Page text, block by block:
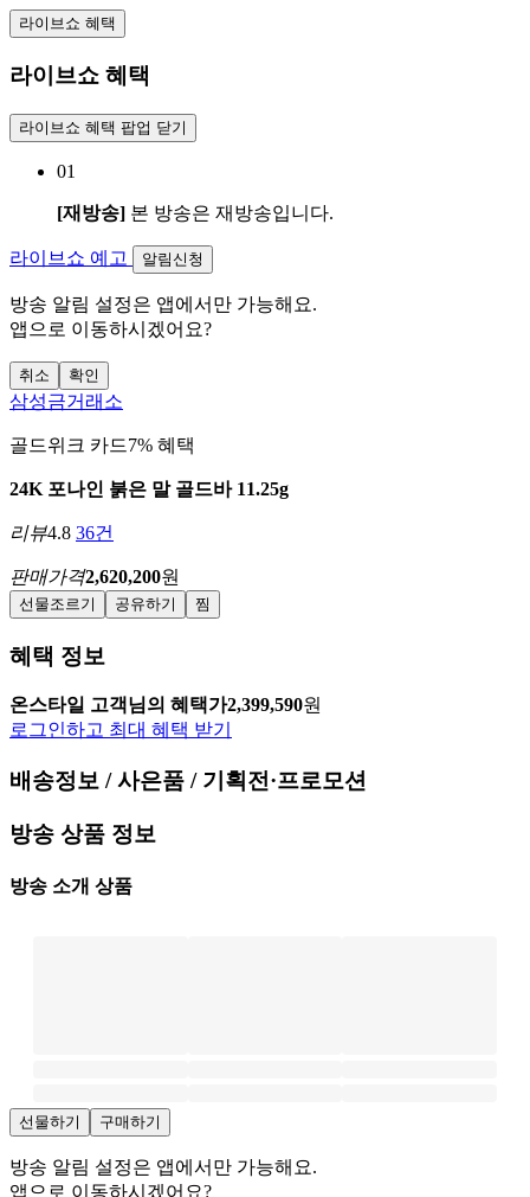
라이브쇼 혜택
라이브쇼 혜택
라이브쇼 혜택 팝업 닫기
01
[재방송] 본 방송은 재방송입니다.
라이브쇼 예고 알림신청
방송 알림 설정은 앱에서만 가능해요.
앱으로 이동하시겠어요?
취소 확인
삼성금거래소
골드위크 카드7% 혜택
24K 포나인 붉은 말 골드바 11.25g
리뷰4.8 36건
판매가격2,620,200원
선물조르기 공유하기 찜
혜택 정보
온스타일 고객님의 혜택가2,399,590원
로그인하고 최대 혜택 받기
배송정보 / 사은품 / 기획전·프로모션
방송 상품 정보
방송 소개 상품
선물하기 구매하기
방송 알림 설정은 앱에서만 가능해요.
앱으로 이동하시겠어요?